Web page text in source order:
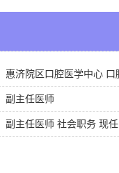
惠济院区口腔医学中心 口
副主任医师